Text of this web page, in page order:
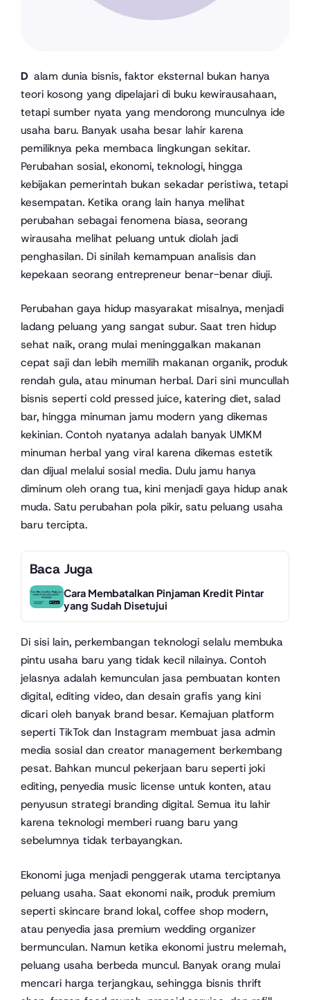
Dalam dunia bisnis, faktor eksternal bukan hanya
teori kosong yang dipelajari di buku kewirausahaan,
tetapi sumber nyata yang mendorong munculnya ide
usaha baru. Banyak usaha besar lahir karena
pemiliknya peka membaca lingkungan sekitar.
Perubahan sosial, ekonomi, teknologi, hingga
kebijakan pemerintah bukan sekadar peristiwa, tetapi
kesempatan. Ketika orang lain hanya melihat
perubahan sebagai fenomena biasa, seorang
wirausaha melihat peluang untuk diolah jadi
penghasilan. Di sinilah kemampuan analisis dan
kepekaan seorang entrepreneur benar-benar diuji.
Perubahan gaya hidup masyarakat misalnya, menjadi
ladang peluang yang sangat subur. Saat tren hidup
sehat naik, orang mulai meninggalkan makanan
cepat saji dan lebih memilih makanan organik, produk
rendah gula, atau minuman herbal. Dari sini muncullah
bisnis seperti cold pressed juice, katering diet, salad
bar, hingga minuman jamu modern yang dikemas
kekinian. Contoh nyatanya adalah banyak UMKM
minuman herbal yang viral karena dikemas estetik
dan dijual melalui sosial media. Dulu jamu hanya
diminum oleh orang tua, kini menjadi gaya hidup anak
muda. Satu perubahan pola pikir, satu peluang usaha
baru tercipta.
Baca Juga
Cara Membatalkan Pinjaman Kredit Pintar
yang Sudah Disetujui
Di sisi lain, perkembangan teknologi selalu membuka
pintu usaha baru yang tidak kecil nilainya. Contoh
jelasnya adalah kemunculan jasa pembuatan konten
digital, editing video, dan desain grafis yang kini
dicari oleh banyak brand besar. Kemajuan platform
seperti TikTok dan Instagram membuat jasa admin
media sosial dan creator management berkembang
pesat. Bahkan muncul pekerjaan baru seperti joki
editing, penyedia music license untuk konten, atau
penyusun strategi branding digital. Semua itu lahir
karena teknologi memberi ruang baru yang
sebelumnya tidak terbayangkan.
Ekonomi juga menjadi penggerak utama terciptanya
peluang usaha. Saat ekonomi naik, produk premium
seperti skincare brand lokal, coffee shop modern,
atau penyedia jasa premium wedding organizer
bermunculan. Namun ketika ekonomi justru melemah,
peluang usaha berbeda muncul. Banyak orang mulai
mencari harga terjangkau, sehingga bisnis thrift